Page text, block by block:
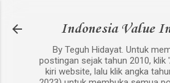
Indonesia Value
By Teguh Hidayat. Untuk
postingan sejak tahun 2010, klik
kiri website, lalu klik angka